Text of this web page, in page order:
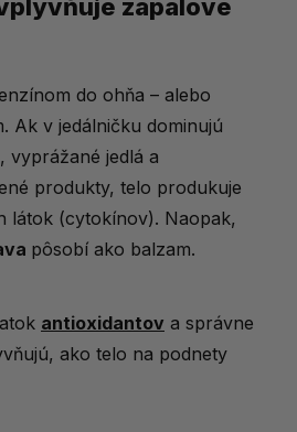
zápalové
do ohňa – alebo
Ak v jedálničku dominujú
vyprážané jedlá a
produkty, telo produkuje
látok (cytokínov). Naopak,
pôsobí ako balzam.
antioxidantov a správne
ako telo na podnety